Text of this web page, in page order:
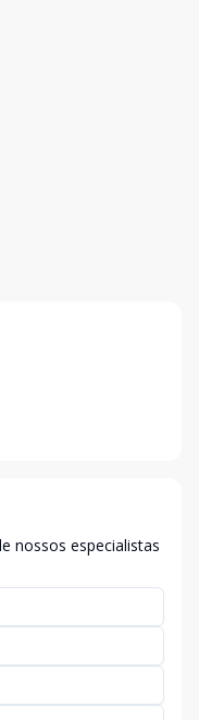
nossos especialistas